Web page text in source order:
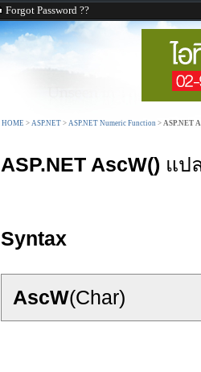
Forgot Password ??
HOME > ASP.NET > ASP.NET Numeric Function > ASP.NET
ASP.NET AscW() แป
Syntax
AscW(Char)